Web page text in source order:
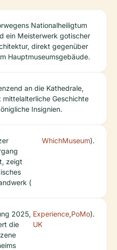
Nationalheiligtum
ein Meisterwerk gotischer
direkt gegenüber
Hauptmuseumsgebäude.
an die Kathedrale,
mittelalterliche Geschichte
Insignien.
zeigt
(
WhichMuseum).
2025,
die
Experience
UK
,PoMo).